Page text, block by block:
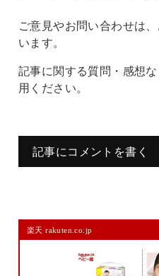
ご意見やお問い合わせは
います。
記事に関する質問・感想
用ください。
記事にコメントを書く
メールアドレスは公開されません。
また、コメント欄には、必ず日本
楽天 rakuten.co.jp